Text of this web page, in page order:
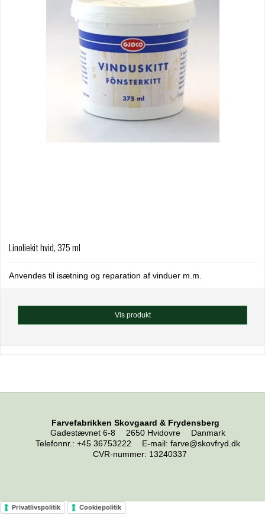
Linoliekit hvid, 375 ml
Anvendes til isætning og reparation af vinduer m.m.
Vis produkt
Farvefabrikken Skovgaard & Frydensberg
Gadestævnet 6-8
2650 Hvidovre
Danmark
Telefonnr.: +45 36753222 E-mail: farve@skovfryd.dk
CVR-nummer: 13240337
Privatlivspolitik Cookiepolitik